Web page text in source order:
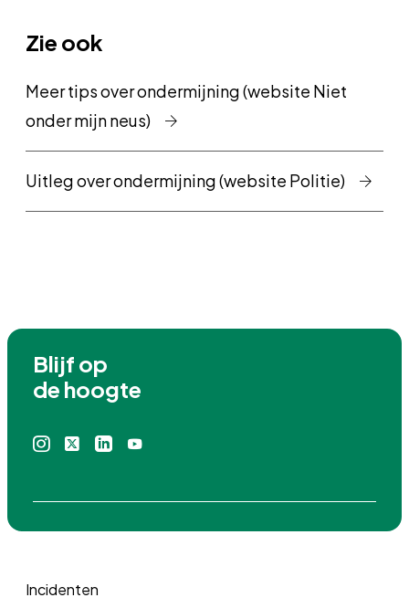
Zie ook
Meer tips over ondermijning (website Niet
onder mijn neus)
Uitleg over ondermijning (website Politie)
Blijf op
de hoogte
InstagramLinkedin
Incidenten